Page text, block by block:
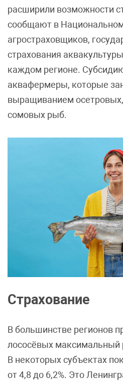
расширили возможности
сообщают в
агростраховщиков,
страхования
каждом регионе.
аквафермеры, которые
выращиванием
сомовых рыб.
Страхование
В большинстве регионов
лососёвых максимальный
В некоторых субъектах
от 4,8 до 6,2%. Это